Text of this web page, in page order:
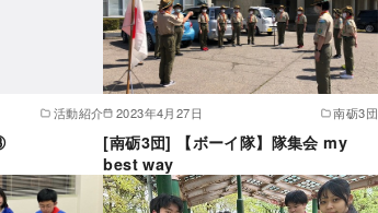
活動紹介 2023年4月27日 南砺3団
[南砺3団] 【ボーイ隊】隊集会 my
best way